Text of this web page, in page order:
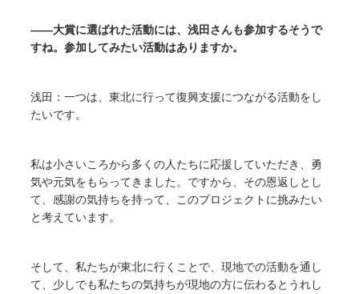
――大賞に選ばれた活動には、浅田さんも参加するそうで
すね。参加してみたい活動はありますか。
浅田：一つは、東北に行って復興支援につながる活動をし
たいです。
私は小さいころから多くの人たちに応援していただき、勇
気や元気をもらってきました。ですから、その恩返しとし
て、感謝の気持ちを持って、このプロジェクトに挑みたい
と考えています。
そして、私たちが東北に行くことで、現地での活動を通し
て、少しでも私たちの気持ちが現地の方に伝わるとうれし